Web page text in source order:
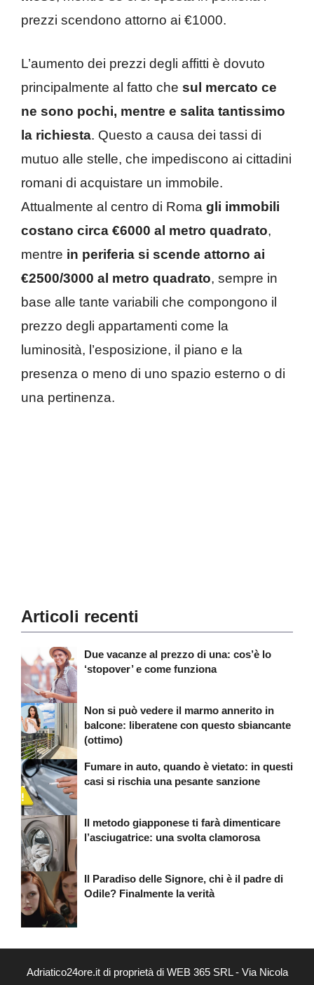
prezzi scendono attorno ai €1000.
L’aumento dei prezzi degli affitti è dovuto
principalmente al fatto che sul mercato ce
ne sono pochi, mentre e salita tantissimo
la richiesta. Questo a causa dei tassi di
mutuo alle stelle, che impediscono ai cittadini
romani di acquistare un immobile.
Attualmente al centro di Roma gli immobili
costano circa €6000 al metro quadrato,
mentre in periferia si scende attorno ai
€2500/3000 al metro quadrato, sempre in
base alle tante variabili che compongono il
prezzo degli appartamenti come la
luminosità, l’esposizione, il piano e la
presenza o meno di uno spazio esterno o di
una pertinenza.
Articoli recenti
Due vacanze al prezzo di una: cos’è lo
‘stopover’ e come funziona
Non si può vedere il marmo annerito in
balcone: liberatene con questo sbiancante
(ottimo)
Fumare in auto, quando è vietato: in questi
casi si rischia una pesante sanzione
Il metodo giapponese ti farà dimenticare
l’asciugatrice: una svolta clamorosa
Il Paradiso delle Signore, chi è il padre di
Odile? Finalmente la verità
Adriatico24ore.it di proprietà di WEB 365 SRL - Via Nicola